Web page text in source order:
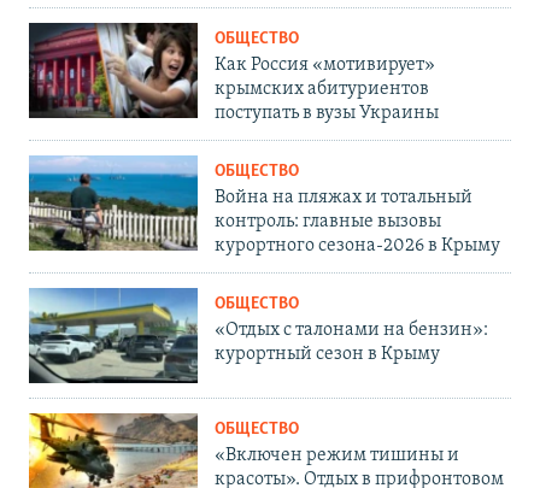
ОБЩЕСТВО
Как Россия «мотивирует»
крымских абитуриентов
поступать в вузы Украины
ОБЩЕСТВО
Война на пляжах и тотальный
контроль: главные вызовы
курортного сезона-2026 в Крыму
ОБЩЕСТВО
«Отдых с талонами на бензин»:
курортный сезон в Крыму
ОБЩЕСТВО
«Включен режим тишины и
красоты». Отдых в прифронтовом